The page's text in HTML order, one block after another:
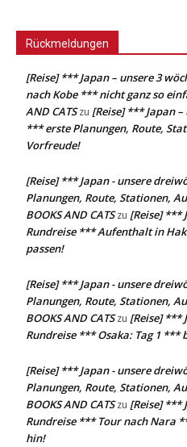
Rückmeldungen
[Reise] *** Japan – unsere 3
nach Kobe *** nicht ganz so
AND CATSzu [Reise] *** Japan
*** erste Planungen, Route,
Vorfreude!
[Reise] *** Japan - unsere
Planungen, Route, Stationen,
BOOKS AND CATSzu [Reise] ***
Rundreise *** Aufenthalt in
passen!
[Reise] *** Japan - unsere
Planungen, Route, Stationen,
BOOKS AND CATSzu [Reise] ***
Rundreise *** Osaka: Tag 1 ***
[Reise] *** Japan - unsere
Planungen, Route, Stationen,
BOOKS AND CATSzu [Reise] ***
Rundreise *** Tour nach Nara
hin!